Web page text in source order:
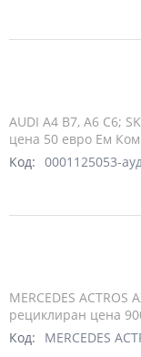
AUDI A4 B7, A6 C6;
цена 50 евро Ем
Код: 0001125053-
MERCEDES
рециклиран цена
Код:
MERCEDES